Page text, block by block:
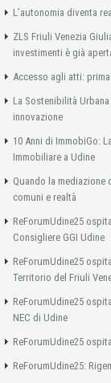
L’autonomia diventa
ZLS Friuli Venezia
investimenti è già
Accesso agli atti:
La Sostenibilità
innovazione
10 Anni di ImmobiGo:
Immobiliare a Udine
Quando la mediazione
comuni e realtà
ReForumUdine25
Consigliere GGI Udine
ReForumUdine25
Territorio del Friuli
ReForumUdine25
NEC di Udine
ReForumUdine25
ReForumUdine25: